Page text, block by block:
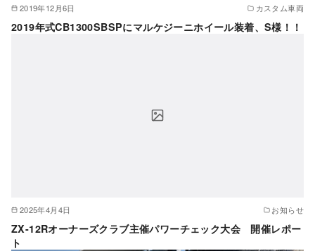
2019年12月6日 カスタム車両
2019年式CB1300SBSPにマルケジーニホイール装着、S様！！
2025年4月4日 お知らせ
ZX-12Rオーナーズクラブ主催パワーチェック大会 開催レポー
ト